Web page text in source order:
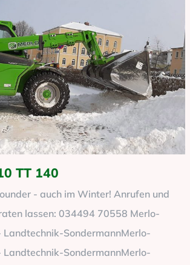
TT 140
- auch im Winter! Anrufen und
lassen: 034494 70558 Merlo-
SondermannMerlo-
SondermannMerlo-